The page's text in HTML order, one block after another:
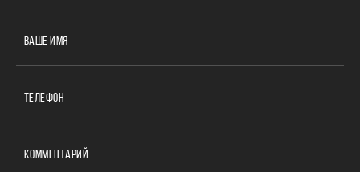
ВАШЕ ИМЯ
ТЕЛЕФОН
КОММЕНТАРИЙ